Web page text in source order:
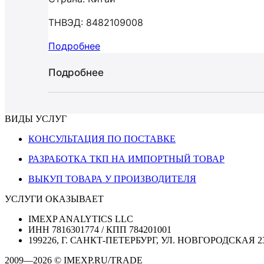
ТНВЭД: 8482109008
Подробнее
Подробнее
ВИДЫ УСЛУГ
КОНСУЛЬТАЦИЯ ПО ПОСТАВКЕ
РАЗРАБОТКА ТКП НА ИМПОРТНЫЙ ТОВАР
ВЫКУП ТОВАРА У ПРОИЗВОДИТЕЛЯ
УСЛУГИ ОКАЗЫВАЕТ
IMEXP ANALYTICS LLC
ИНН 7816301774 / КПП 784201001
199226, Г. САНКТ-ПЕТЕРБУРГ, УЛ. НОВГОРОДСКАЯ
2009—2026 © IMEXP.RU/TRADE